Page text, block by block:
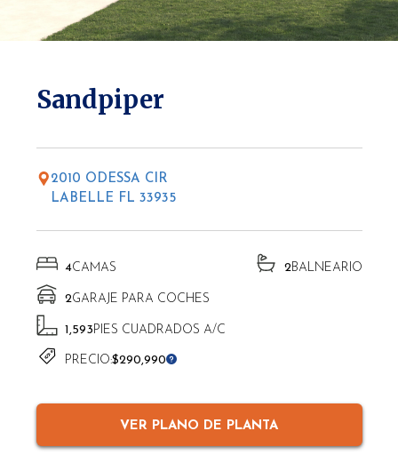
Sandpiper
2010 ODESSA CIR
LABELLE FL 33935
4CAMAS 2BALNEARIO
2GARAJE PARA COCHES
1,593 PIES CUADRADOS A/C
PRECIO:$290,990
VER PLANO DE PLANTA